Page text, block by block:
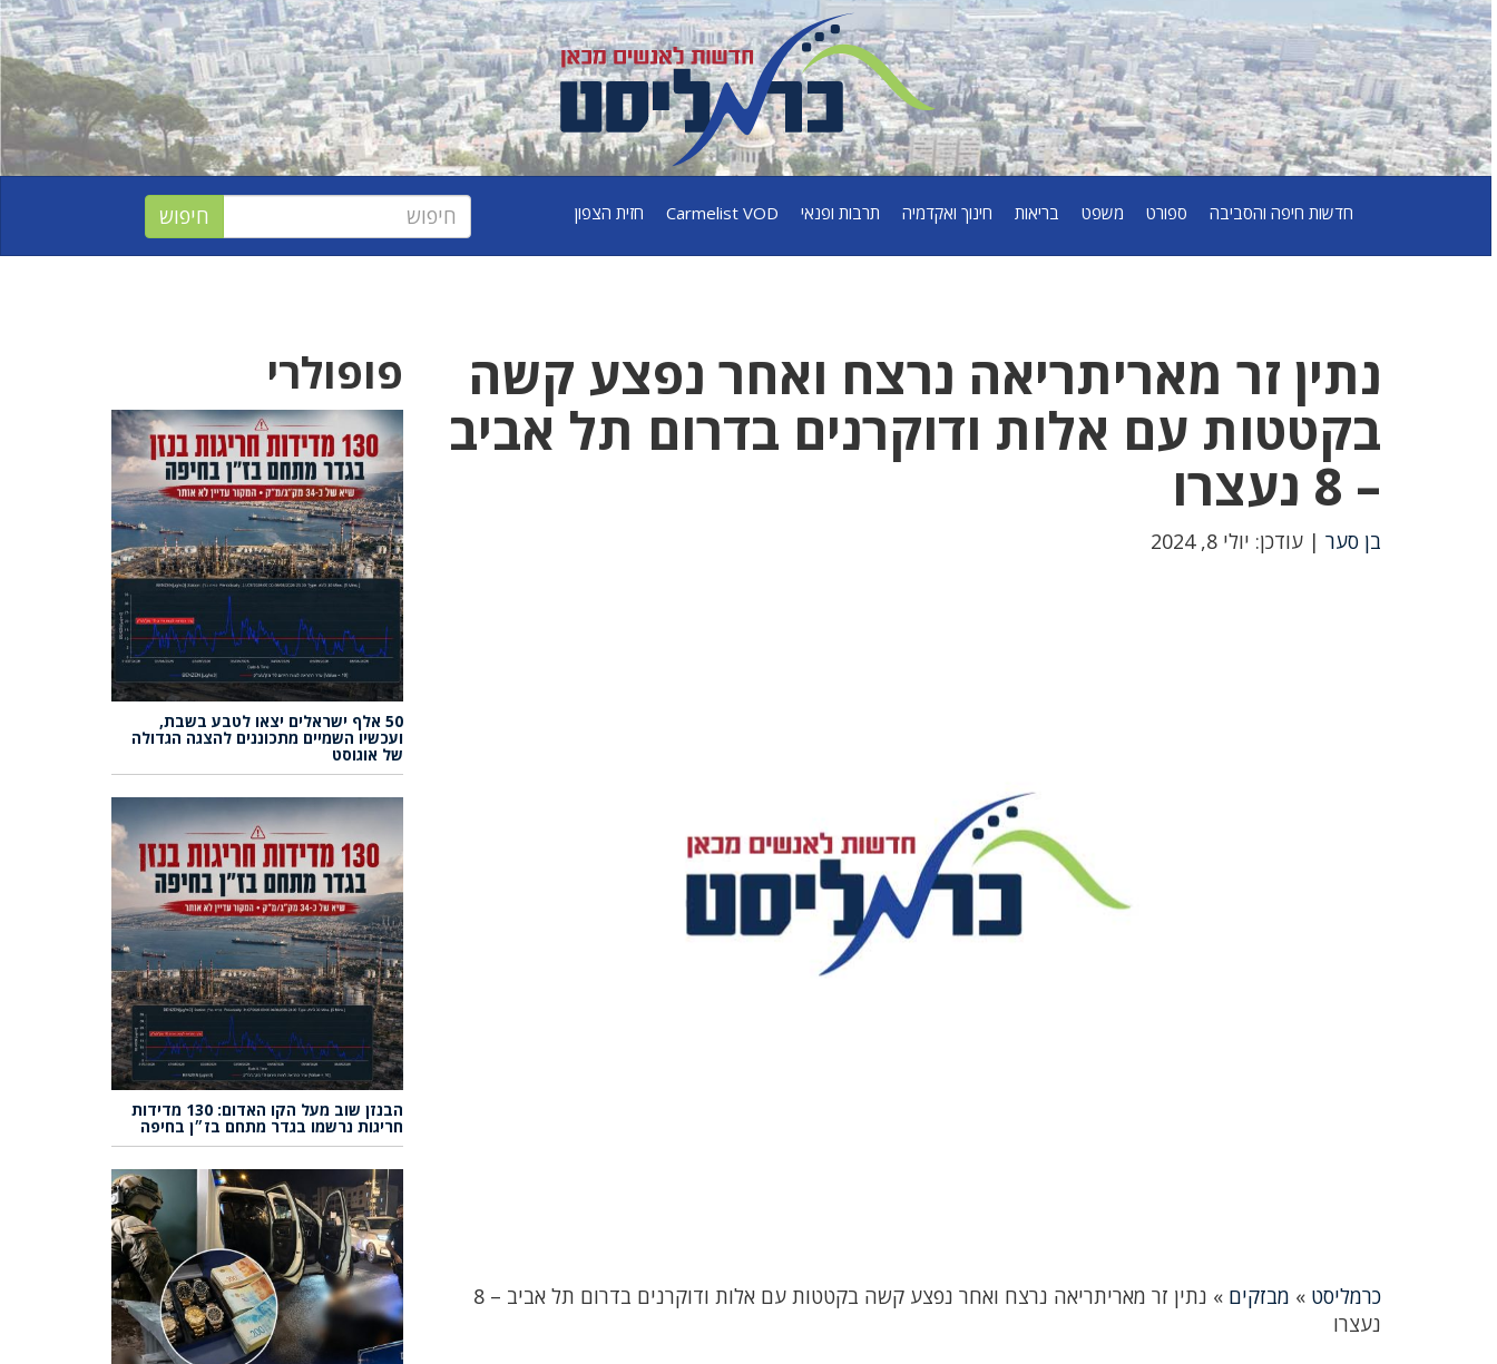
חדשות חיפה והסביבה ספורט משפט בריאות חינוך ואקדמיה תרבות ופנאי Carmelist VOD חזית הצפון
נתין זר מאריתריאה נרצח ואחר נפצע קשה
בקטטות עם אלות ודוקרנים בדרום תל אביב
– 8 נעצרו
בן סער | עודכן: יולי 8, 2024
כרמליסט » מבזקים »
נתין זר מאריתריאה נרצח ואחר נפצע קשה בקטטות עם אלות ודוקרנים בדרום תל אביב – 8
נעצרו
פופולרי
50 אלף ישראלים יצאו לטבע בשבת,
ועכשיו השמיים מתכוננים להצגה הגדולה
של אוגוסט
הבנזן שוב מעל הקו האדום: 130 מדידות
חריגות נרשמו בגדר מתחם בז״ן בחיפה